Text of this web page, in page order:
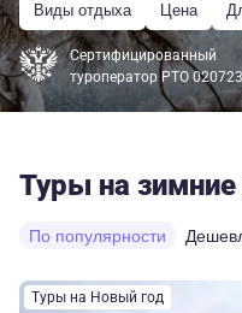
Виды отдыха Цена
Сертифицированный
туроператор РТО 020723
Туры на
По популярности
Туры на Новый год